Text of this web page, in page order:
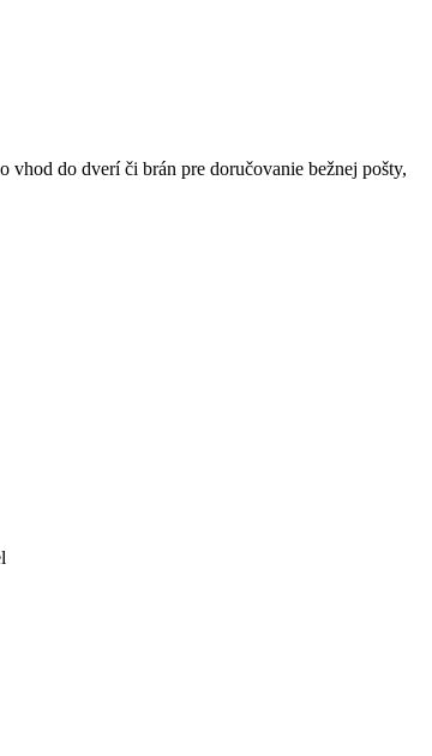
do dverí či brán pre doručovanie bežnej pošty,